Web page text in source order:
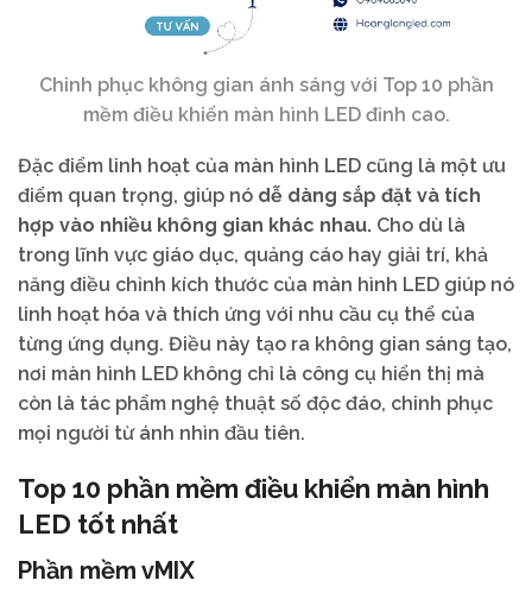
Chinh phục không gian ánh sáng với Top 10 phần
mềm điều khiển màn hình LED đỉnh cao.
Đặc điểm linh hoạt của màn hình LED cũng là một ưu
điểm quan trọng, giúp nó dễ dàng sắp đặt và tích
hợp vào nhiều không gian khác nhau. Cho dù là
trong lĩnh vực giáo dục, quảng cáo hay giải trí, khả
năng điều chỉnh kích thước của màn hình LED giúp nó
linh hoạt hóa và thích ứng với nhu cầu cụ thể của
từng ứng dụng. Điều này tạo ra không gian sáng tạo,
nơi màn hình LED không chỉ là công cụ hiển thị mà
còn là tác phẩm nghệ thuật số độc đáo, chinh phục
mọi người từ ánh nhìn đầu tiên.
Top 10 phần mềm điều khiển màn hình
LED tốt nhất
Phần mềm vMIX